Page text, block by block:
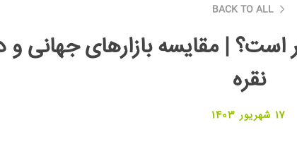
BACK TO ALL
است؟ | مقایسه بازارهای
نقره
17 شهریور 1403